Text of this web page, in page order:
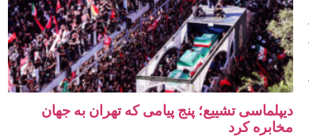
دیپلماسی تشییع؛ پنج پیامی که تهران به جهان
مخابره کرد